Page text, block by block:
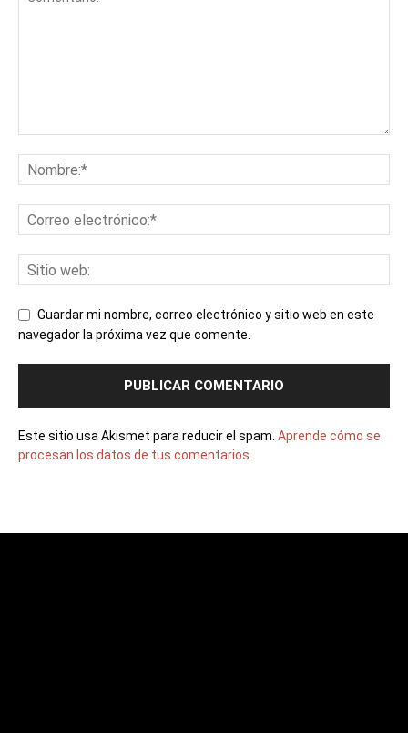
Guardar mi nombre, correo electrónico y sitio web en este
navegador la próxima vez que comente.
Este sitio usa Akismet para reducir el spam. Aprende cómo se
procesan los datos de tus comentarios.